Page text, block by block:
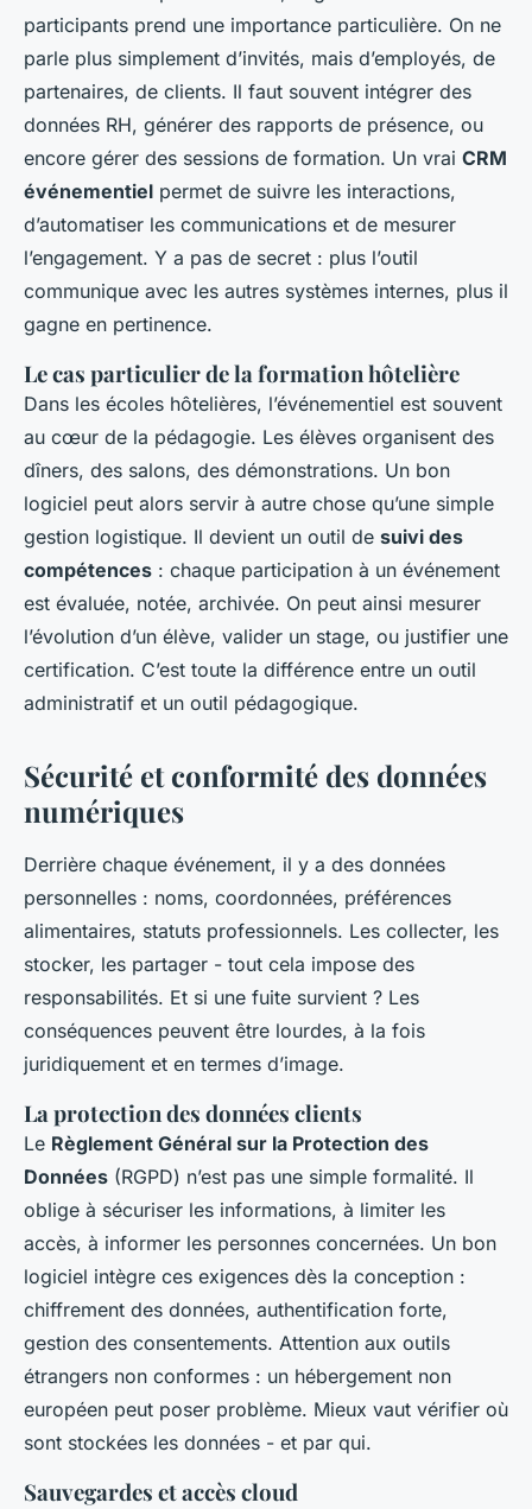
participants prend une importance particulière. On ne
parle plus simplement d’invités, mais d’employés, de
partenaires, de clients. Il faut souvent intégrer des
données RH, générer des rapports de présence, ou
encore gérer des sessions de formation. Un vrai CRM
événementiel permet de suivre les interactions,
d’automatiser les communications et de mesurer
l’engagement. Y a pas de secret : plus l’outil
communique avec les autres systèmes internes, plus il
gagne en pertinence.
Le cas particulier de la formation hôtelière
Dans les écoles hôtelières, l’événementiel est souvent
au cœur de la pédagogie. Les élèves organisent des
dîners, des salons, des démonstrations. Un bon
logiciel peut alors servir à autre chose qu’une simple
gestion logistique. Il devient un outil de suivi des
compétences : chaque participation à un événement
est évaluée, notée, archivée. On peut ainsi mesurer
l’évolution d’un élève, valider un stage, ou justifier une
certification. C’est toute la différence entre un outil
administratif et un outil pédagogique.
Sécurité et conformité des données
numériques
Derrière chaque événement, il y a des données
personnelles : noms, coordonnées, préférences
alimentaires, statuts professionnels. Les collecter, les
stocker, les partager - tout cela impose des
responsabilités. Et si une fuite survient ? Les
conséquences peuvent être lourdes, à la fois
juridiquement et en termes d’image.
La protection des données clients
Le Règlement Général sur la Protection des
Données (RGPD) n’est pas une simple formalité. Il
oblige à sécuriser les informations, à limiter les
accès, à informer les personnes concernées. Un bon
logiciel intègre ces exigences dès la conception :
chiffrement des données, authentification forte,
gestion des consentements. Attention aux outils
étrangers non conformes : un hébergement non
européen peut poser problème. Mieux vaut vérifier où
sont stockées les données - et par qui.
Sauvegardes et accès cloud